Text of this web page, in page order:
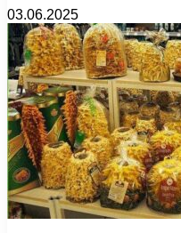
03.06.2025